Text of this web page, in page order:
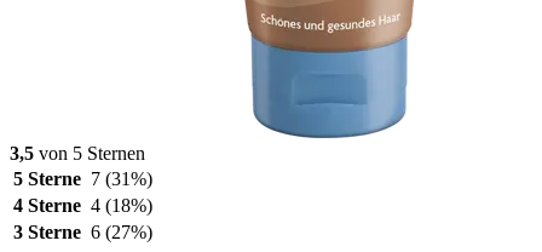
3,5 von 5 Sternen
5 Sterne 7 (31%)
4 Sterne 4 (18%)
3 Sterne 6 (27%)